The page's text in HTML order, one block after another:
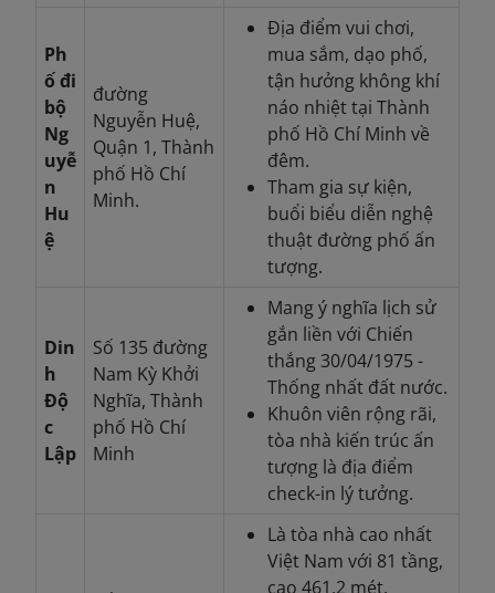
Ph
ố đi
bộ
Ng
uyễ
n
Hu
ệ
đường
Nguyễn Huệ,
Quận 1, Thành
phố Hồ Chí
Minh.
Địa điểm vui chơi,
mua sắm, dạo phố,
tận hưởng không khí
náo nhiệt tại Thành
phố Hồ Chí Minh về
đêm.
Tham gia sự kiện,
buổi biểu diễn nghệ
thuật đường phố ấn
tượng.
Din
h
Độ
c
Lập
Số 135 đường
Nam Kỳ Khởi
Nghĩa, Thành
phố Hồ Chí
Minh
Mang ý nghĩa lịch sử
gắn liền với Chiến
thắng 30/04/1975 -
Thống nhất đất nước.
Khuôn viên rộng rãi,
tòa nhà kiến trúc ấn
tượng là địa điểm
check-in lý tưởng.
Là tòa nhà cao nhất
Việt Nam với 81 tầng,
cao 461,2 mét.